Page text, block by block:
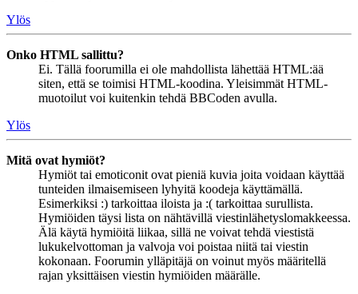
Ylös
Onko HTML sallittu?
Ei. Tällä foorumilla ei ole mahdollista lähettää HTML:ää
siten, että se toimisi HTML-koodina. Yleisimmät HTML-
muotoilut voi kuitenkin tehdä BBCoden avulla.
Ylös
Mitä ovat hymiöt?
Hymiöt tai emoticonit ovat pieniä kuvia joita voidaan käyttää
tunteiden ilmaisemiseen lyhyitä koodeja käyttämällä.
Esimerkiksi :) tarkoittaa iloista ja :( tarkoittaa surullista.
Hymiöiden täysi lista on nähtävillä viestinlähetyslomakkeessa.
Älä käytä hymiöitä liikaa, sillä ne voivat tehdä viestistä
lukukelvottoman ja valvoja voi poistaa niitä tai viestin
kokonaan. Foorumin ylläpitäjä on voinut myös määritellä
rajan yksittäisen viestin hymiöiden määrälle.